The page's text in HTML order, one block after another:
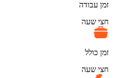
זמן עבודה
חצי שעה
זמן כולל
חצי שעה